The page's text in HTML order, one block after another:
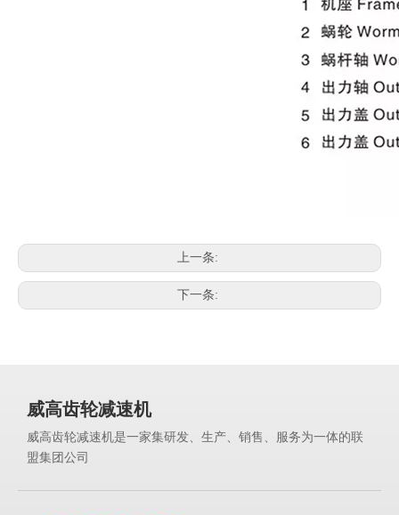
上一条:
下一条:
威高齿轮减速机
威高齿轮减速机是一家集研发、生产、销售、服务为一体的联
盟集团公司